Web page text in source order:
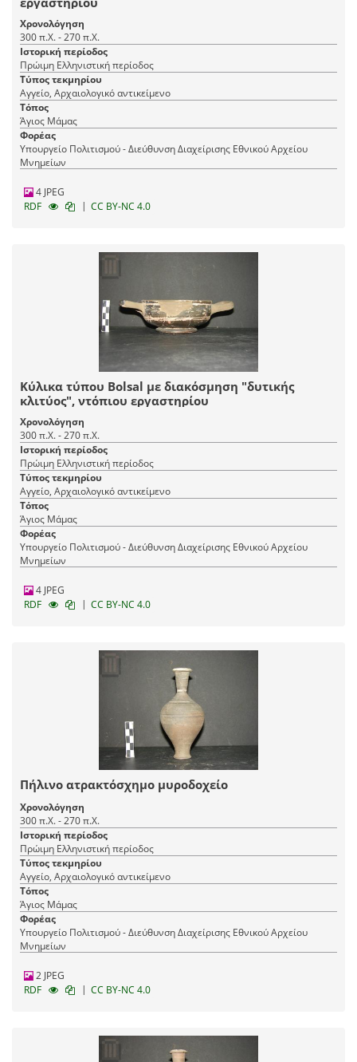
Χρονολόγηση
300 π.Χ. - 270 π.Χ.
Ιστορική περίοδος
Πρώιμη Ελληνιστική περίοδος
Τύπος τεκμηρίου
Αγγείο, Αρχαιολογικό αντικείμενο
Τόπος
Άγιος Μάμας
Φορέας
Υπουργείο Πολιτισμού - Διεύθυνση Διαχείρισης Εθνικού Αρχείου
Μνημείων
4 JPEG
RDF
| CC BY-NC 4.0
Κύλικα τύπου Bolsal με διακόσμηση "δυτικής
κλιτύος", ντόπιου εργαστηρίου
Χρονολόγηση
300 π.Χ. - 270 π.Χ.
Ιστορική περίοδος
Πρώιμη Ελληνιστική περίοδος
Τύπος τεκμηρίου
Αγγείο, Αρχαιολογικό αντικείμενο
Τόπος
Άγιος Μάμας
Φορέας
Υπουργείο Πολιτισμού - Διεύθυνση Διαχείρισης Εθνικού Αρχείου
Μνημείων
4 JPEG
RDF
| CC BY-NC 4.0
Πήλινο ατρακτόσχημο μυροδοχείο
Χρονολόγηση
300 π.Χ. - 270 π.Χ.
Ιστορική περίοδος
Πρώιμη Ελληνιστική περίοδος
Τύπος τεκμηρίου
Αγγείο, Αρχαιολογικό αντικείμενο
Τόπος
Άγιος Μάμας
Φορέας
Υπουργείο Πολιτισμού - Διεύθυνση Διαχείρισης Εθνικού Αρχείου
Μνημείων
2 JPEG
RDF
| CC BY-NC 4.0